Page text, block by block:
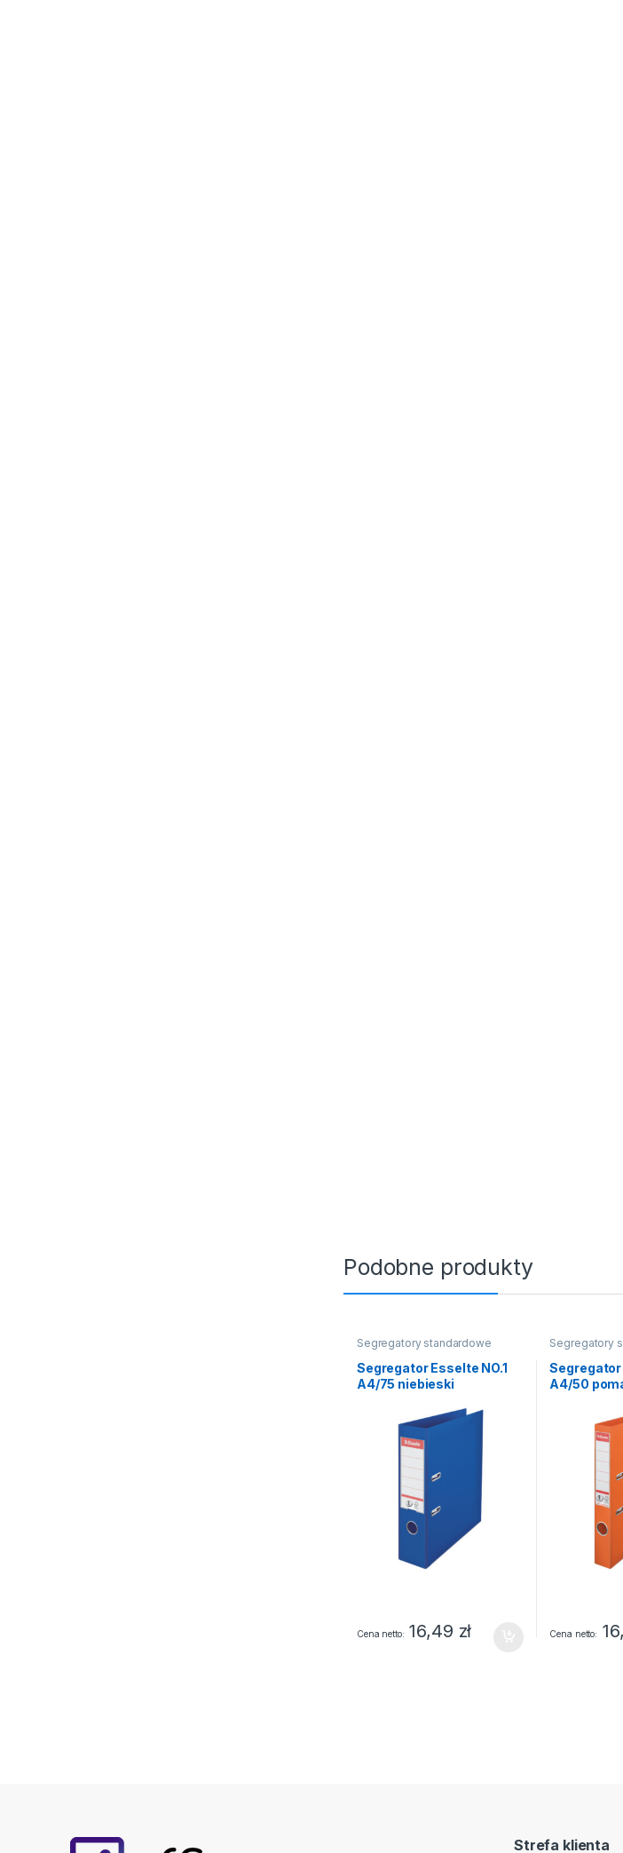
Podobne produkty
Segregatory standardowe
Segregator Esselte NO.1
A4/75 niebieski
Cena netto 16,49 zł
Segregatory
Segregator
A4/50
Cena netto
Strefa klienta